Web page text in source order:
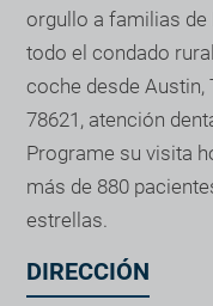
orgullo a familias de
todo el condado
coche desde Austin,
78621, atención
Programe su visita
más de 880
estrellas.
DIRECCIÓN